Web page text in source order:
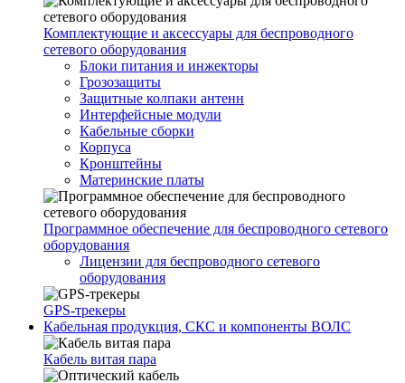
Комплектующие и аксессуары для беспроводного
сетевого оборудования
Блоки питания и инжекторы
Грозозащиты
Защитные колпаки антенн
Интерфейсные модули
Кабельные сборки
Корпуса
Кронштейны
Материнские платы
Программное обеспечение для беспроводного сетевого
оборудования
Лицензии для беспроводного сетевого
оборудования
GPS-трекеры
Кабельная продукция, СКС и компоненты ВОЛС
Кабель витая пара